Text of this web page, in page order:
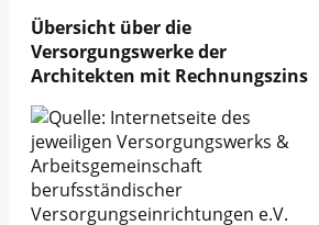
Übersicht über die
Versorgungswerke der
Architekten mit Rechnungszins